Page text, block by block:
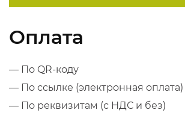
Оплата
— По QR-коду
— По ссылке (электронная оплата)
— По реквизитам (с НДС и без)